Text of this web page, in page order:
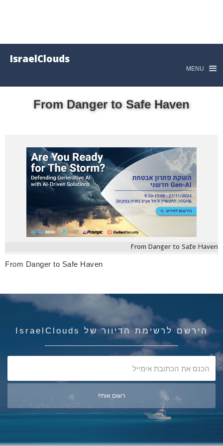
IsraelClouds
MENU
From Danger to Safe Haven
From Danger to Safe Haven
From Danger to Safe Haven
הירשם לרשימת הדיוור של IsraelClouds